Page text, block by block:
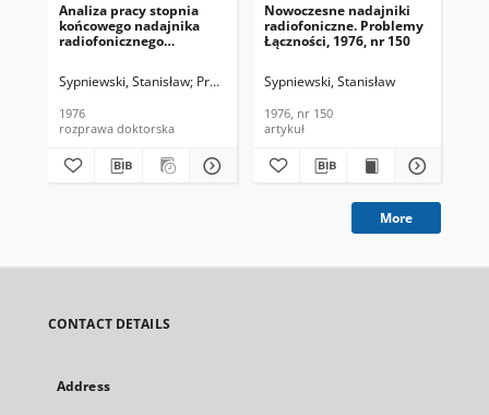
Analiza pracy stopnia
końcowego nadajnika
radiofonicznego
rezonansowym i
Sypniewski, Stanisław Promotor: prof. dr inż. Leonard Knoch
1976
rozprawa doktorska
Nowoczesne nadajniki
radiofoniczne. Problemy
Łączności, 1976, nr 150
Sypniewski, Stanisław
1976, nr 150
artykuł
More
CONTACT DETAILS
Address